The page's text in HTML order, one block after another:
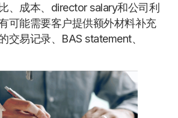
、成本、director salary和公司利
可能需要客户提供额外材料补充
交易记录、BAS statement、